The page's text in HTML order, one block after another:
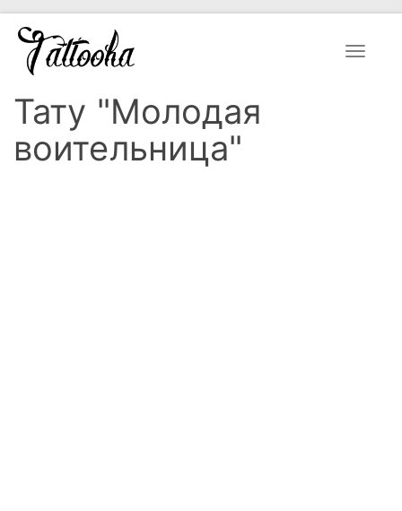
Toggle
Тату "Молодая
воительница"